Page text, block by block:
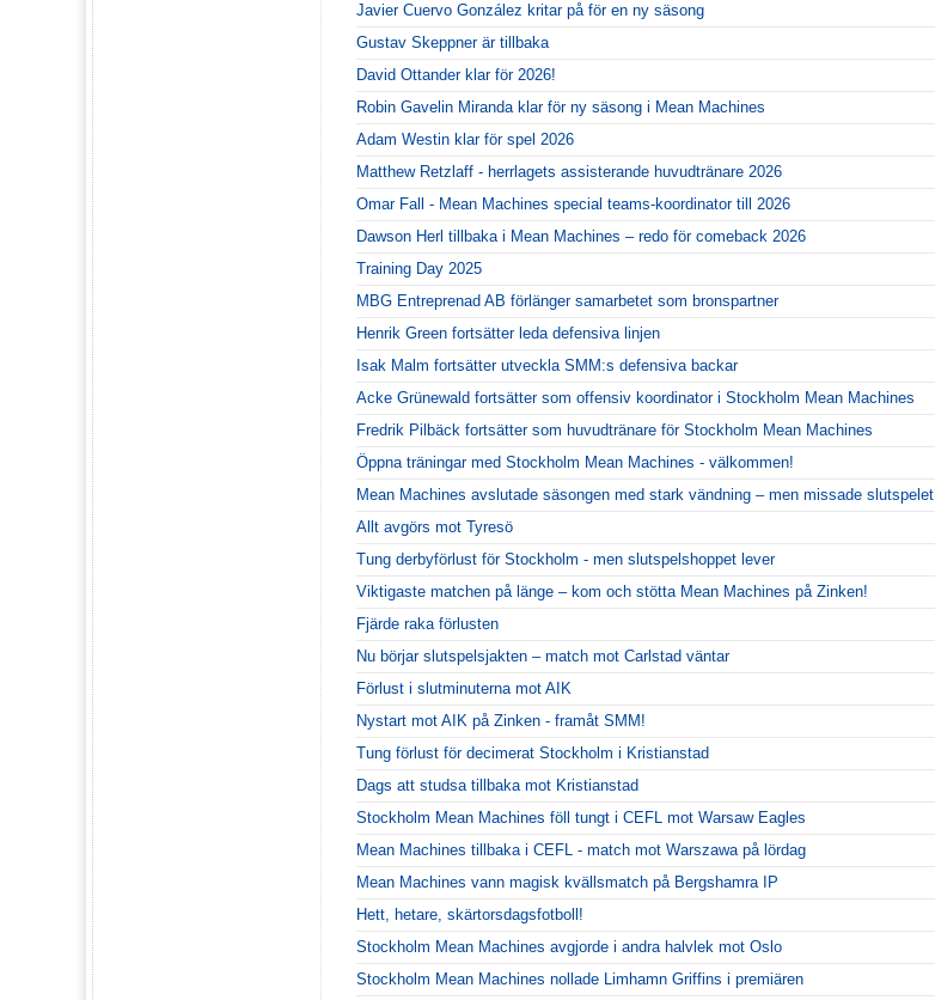
Javier Cuervo González kritar på för en ny säsong
Gustav Skeppner är tillbaka
David Ottander klar för 2026!
Robin Gavelin Miranda klar för ny säsong i Mean Machines
Adam Westin klar för spel 2026
Matthew Retzlaff - herrlagets assisterande huvudtränare 2026
Omar Fall - Mean Machines special teams-koordinator till 2026
Dawson Herl tillbaka i Mean Machines – redo för comeback 2026
Training Day 2025
MBG Entreprenad AB förlänger samarbetet som bronspartner
Henrik Green fortsätter leda defensiva linjen
Isak Malm fortsätter utveckla SMM:s defensiva backar
Acke Grünewald fortsätter som offensiv koordinator i Stockholm Mean Machines
Fredrik Pilbäck fortsätter som huvudtränare för Stockholm Mean Machines
Öppna träningar med Stockholm Mean Machines - välkommen!
Mean Machines avslutade säsongen med stark vändning – men missade slutspelet
Allt avgörs mot Tyresö
Tung derbyförlust för Stockholm - men slutspelshoppet lever
Viktigaste matchen på länge – kom och stötta Mean Machines på Zinken!
Fjärde raka förlusten
Nu börjar slutspelsjakten – match mot Carlstad väntar
Förlust i slutminuterna mot AIK
Nystart mot AIK på Zinken - framåt SMM!
Tung förlust för decimerat Stockholm i Kristianstad
Dags att studsa tillbaka mot Kristianstad
Stockholm Mean Machines föll tungt i CEFL mot Warsaw Eagles
Mean Machines tillbaka i CEFL - match mot Warszawa på lördag
Mean Machines vann magisk kvällsmatch på Bergshamra IP
Hett, hetare, skärtorsdagsfotboll!
Stockholm Mean Machines avgjorde i andra halvlek mot Oslo
Stockholm Mean Machines nollade Limhamn Griffins i premiären